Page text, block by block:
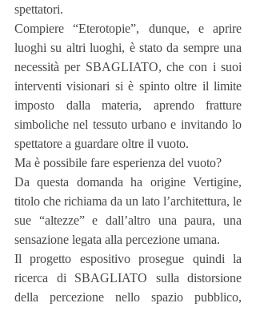
spettatori.
Compiere “Eterotopie”, dunque, e aprire
luoghi su altri luoghi, è stato da sempre una
necessità per SBAGLIATO, che con i suoi
interventi visionari si è spinto oltre il limite
imposto dalla materia, aprendo fratture
simboliche nel tessuto urbano e invitando lo
spettatore a guardare oltre il vuoto.
Ma è possibile fare esperienza del vuoto?
Da questa domanda ha origine Vertigine,
titolo che richiama da un lato l’architettura, le
sue “altezze” e dall’altro una paura, una
sensazione legata alla percezione umana.
Il progetto espositivo prosegue quindi la
ricerca di SBAGLIATO sulla distorsione
della percezione nello spazio pubblico,